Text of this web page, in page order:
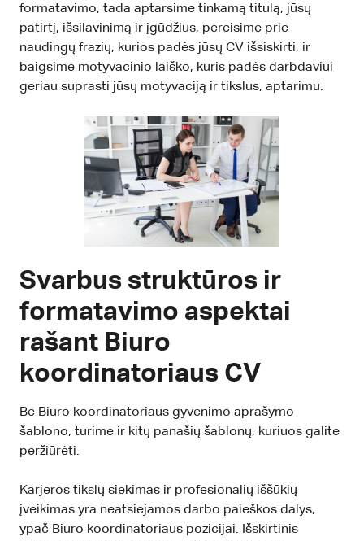
formatavimo, tada aptarsime tinkamą titulą, jūsų
patirtį, išsilavinimą ir įgūdžius, pereisime prie
naudingų frazių, kurios padės jūsų CV išsiskirti, ir
baigsime motyvacinio laiško, kuris padės darbdaviui
geriau suprasti jūsų motyvaciją ir tikslus, aptarimu.
Svarbus struktūros ir
formatavimo aspektai
rašant Biuro
koordinatoriaus CV
Be Biuro koordinatoriaus gyvenimo aprašymo
šablono, turime ir kitų panašių šablonų, kuriuos galite
peržiūrėti.
Karjeros tikslų siekimas ir profesionalių iššūkių
įveikimas yra neatsiejamos darbo paieškos dalys,
ypač Biuro koordinatoriaus pozicijai. Išskirtinis